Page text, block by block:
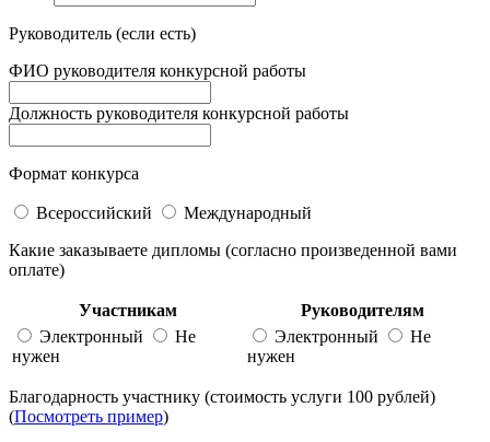
Руководитель (если есть)
ФИО руководителя конкурсной работы
Должность руководителя конкурсной работы
Формат конкурса
Всероссийский
Международный
Какие заказываете дипломы (согласно произведенной вами
оплате)
Участникам
Руководителям
Электронный
Не
нужен
Электронный
Не
нужен
Благодарность участнику (стоимость услуги 100 рублей)
(Посмотреть пример)